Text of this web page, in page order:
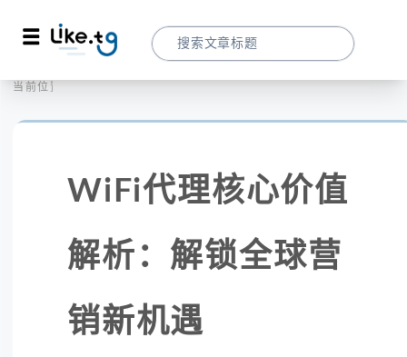
当前位置：
WiFi代理核心价值
解析：解锁全球营
销新机遇